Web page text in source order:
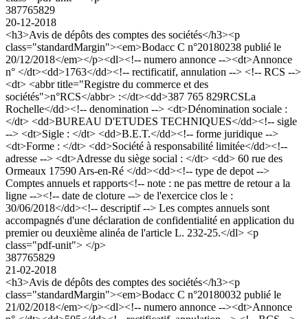
387765829
20-12-2018
<h3>Avis de dépôts des comptes des sociétés</h3><p
class="standardMargin"><em>Bodacc C n°20180238 publié le
20/12/2018</em></p><dl><!-- numero annonce --><dt>Annonce
n° </dt><dd>1763</dd><!-- rectificatif, annulation --> <!-- RCS -->
<dt> <abbr title="Registre du commerce et des
sociétés">n°RCS</abbr> :</dt><dd>387 765 829RCSLa
Rochelle</dd><!-- denomination --> <dt>Dénomination sociale :
</dt> <dd>BUREAU D'ETUDES TECHNIQUES</dd><!-- sigle
--> <dt>Sigle : </dt> <dd>B.E.T.</dd><!-- forme juridique -->
<dt>Forme : </dt> <dd>Société à responsabilité limitée</dd><!--
adresse --> <dt>Adresse du siège social : </dt> <dd> 60 rue des
Ormeaux 17590 Ars-en-Ré </dd><dd><!-- type de depot -->
Comptes annuels et rapports<!-- note : ne pas mettre de retour a la
ligne --><!-- date de cloture --> de l'exercice clos le :
30/06/2018</dd><!-- descriptif --> Les comptes annuels sont
accompagnés d'une déclaration de confidentialité en application du
premier ou deuxième alinéa de l'article L. 232-25.</dl> <p
class="pdf-unit"> </p>
387765829
21-02-2018
<h3>Avis de dépôts des comptes des sociétés</h3><p
class="standardMargin"><em>Bodacc C n°20180032 publié le
21/02/2018</em></p><dl><!-- numero annonce --><dt>Annonce